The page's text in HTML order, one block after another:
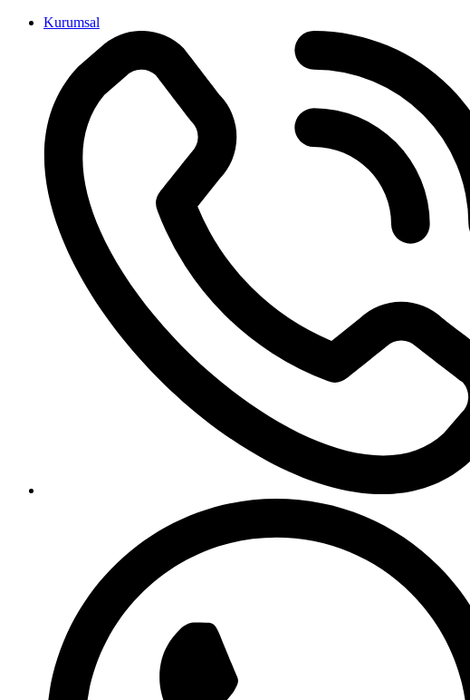
İçeriğeKurumsal